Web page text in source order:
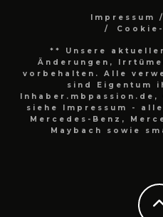
Impressum
** Unsere
Änderungen,
vorbehalten. Alle
sind Eigentum
siehe Impressum -
Mercedes-Benz,
Maybach sowie